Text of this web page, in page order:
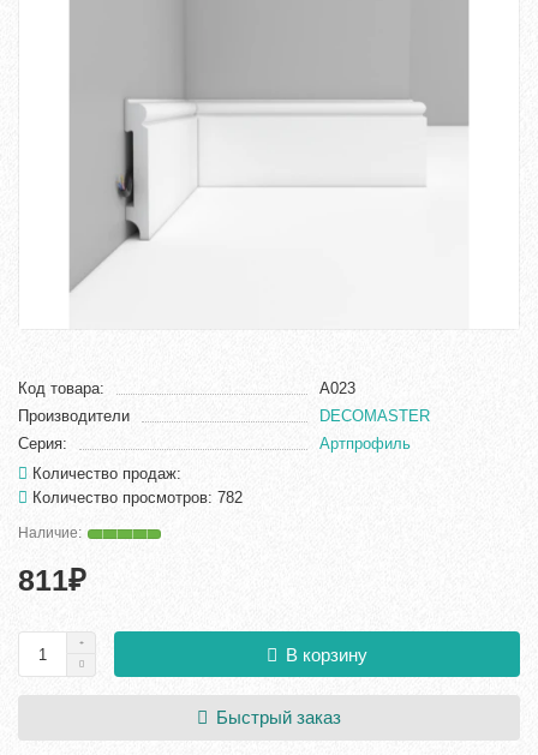
Код товара:
A023
Производители
DECOMASTER
Серия:
Артпрофиль
Количество продаж:
Количество просмотров: 782
811₽
В корзину
Быстрый заказ